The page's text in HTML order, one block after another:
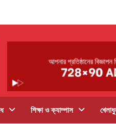
শিক্ষা ও ক্যাম্পাস